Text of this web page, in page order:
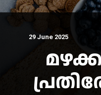
29 June 2025